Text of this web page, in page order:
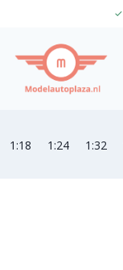
✓
1:18 1:24 1:32